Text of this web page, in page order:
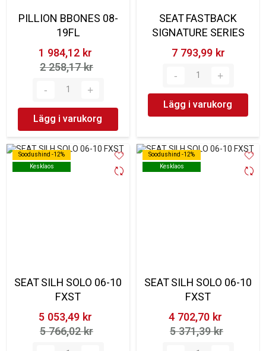
PILLION BBONES 08-
19FL
1 984,12 kr‎
2 258,17 kr‎
Lägg i varukorg
SEAT FASTBACK
SIGNATURE SERIES
7 793,99 kr‎
Lägg i varukorg
Soodushind -12%
Kesklaos
Soodushind -12%
Kesklaos
SEAT SILH SOLO 06-10
FXST
5 053,49 kr‎
5 766,02 kr‎
Soodushind -12%
Kesklaos
Soodushind -12%
Kesklaos
SEAT SILH SOLO 06-10
FXST
4 702,70 kr‎
5 371,39 kr‎